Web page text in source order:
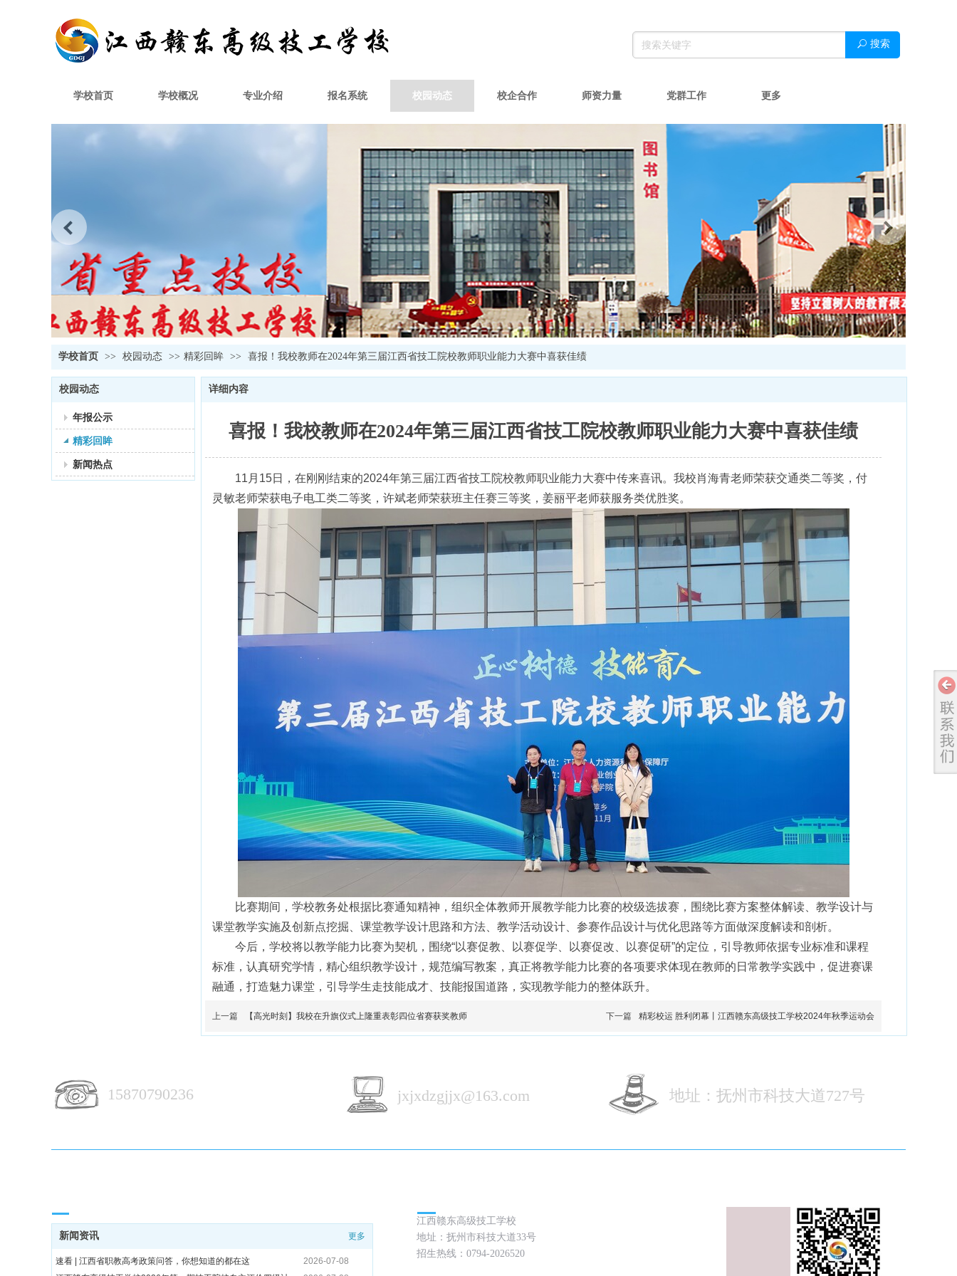
搜索
学校首页 学校概况 专业介绍 报名系统 校园动态 校企合作 师资力量 党群工作 更多
学校首页 >> 校园动态 >> 精彩回眸 >> 喜报！我校教师在2024年第三届江西省技工院校教师职业能力大赛中喜获佳绩
校园动态
年报公示
精彩回眸
新闻热点
详细内容
喜报！我校教师在2024年第三届江西省技工院校教师职业能力大赛中喜获佳绩
11月15日，在刚刚结束的2024年第三届江西省技工院校教师职业能力大赛中传来喜讯。我校肖海青老师荣获交通类二等奖，付
灵敏老师荣获电子电工类二等奖，许斌老师荣获班主任赛三等奖，姜丽平老师获服务类优胜奖。
比赛期间，学校教务处根据比赛通知精神，组织全体教师开展教学能力比赛的校级选拔赛，围绕比赛方案整体解读、教学设计与
课堂教学实施及创新点挖掘、课堂教学设计思路和方法、教学活动设计、参赛作品设计与优化思路等方面做深度解读和剖析。
今后，学校将以教学能力比赛为契机，围绕“以赛促教、以赛促学、以赛促改、以赛促研”的定位，引导教师依据专业标准和课程
标准，认真研究学情，精心组织教学设计，规范编写教案，真正将教学能力比赛的各项要求体现在教师的日常教学实践中，促进赛课
融通，打造魅力课堂，引导学生走技能成才、技能报国道路，实现教学能力的整体跃升。
上一篇 【高光时刻】我校在升旗仪式上隆重表彰四位省赛获奖教师 下一篇 精彩校运 胜利闭幕丨江西赣东高级技工学校2024年秋季运动会
15870790236 jxjxdzgjjx@163.com 地址：抚州市科技大道727号
新闻资讯 更多
2026-07-08
速看 | 江西省职教高考政策问答，你想知道的都在这
江西赣东高级技工学校
地址： 抚州市科技大道33号
招生热线：0794-2026520